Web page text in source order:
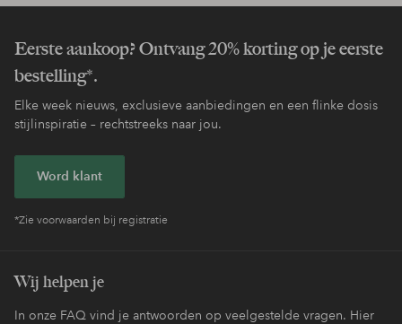
Eerste aankoop? Ontvang 20% korting op je eerste
bestelling*.
Elke week nieuws, exclusieve aanbiedingen en een flinke dosis
stijlinspiratie – rechtstreeks naar jou.
Word klant
*Zie voorwaarden bij registratie
Wij helpen je
In onze FAQ vind je antwoorden op veelgestelde vragen. Hier